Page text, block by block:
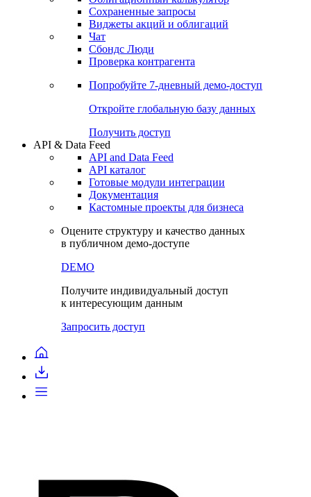
Сохраненные запросы
Виджеты акций и облигаций
Чат
Сбондс Люди
Проверка контрагента
Попробуйте 7-дневный демо-доступ
Откройте глобальную базу данных
Получить доступ
API & Data Feed
API and Data Feed
API каталог
Готовые модули интеграции
Документация
Кастомные проекты для бизнеса
Оцените структуру и качество данных
в публичном демо-доступе
DEMO
Получите индивидуальный доступ
к интересующим данным
Запросить доступ